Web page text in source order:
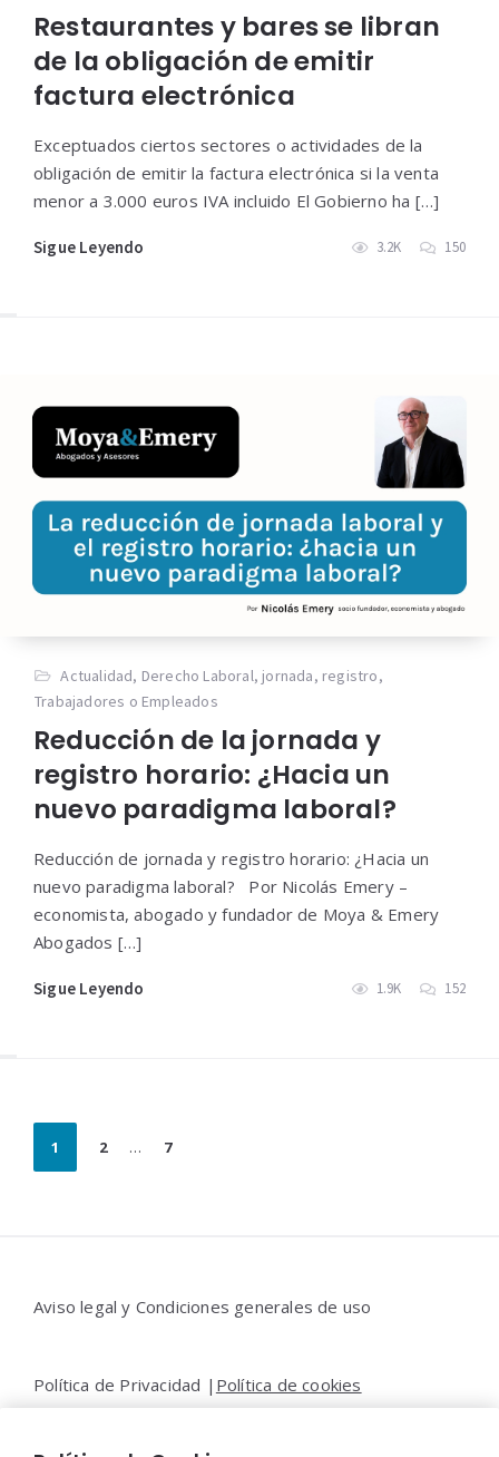
Restaurantes y bares se libran
de la obligación de emitir
factura electrónica
Exceptuados ciertos sectores o actividades de la
obligación de emitir la factura electrónica si la venta
menor a 3.000 euros IVA incluido El Gobierno ha […]
Sigue Leyendo 3.2K 150
Actualidad, Derecho Laboral, jornada, registro,
Trabajadores o Empleados
Reducción de la jornada y
registro horario: ¿Hacia un
nuevo paradigma laboral?
Reducción de jornada y registro horario: ¿Hacia un
nuevo paradigma laboral? Por Nicolás Emery –
economista, abogado y fundador de Moya & Emery
Abogados […]
Sigue Leyendo 1.9K 152
Paginación
de
1 2 … 7
Aviso legal y Condiciones generales de uso
Política de Privacidad | Política de cookies